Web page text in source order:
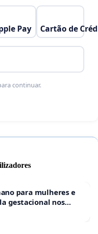
Pay Cartão de
continuar.
para mulheres e
gestacional nos